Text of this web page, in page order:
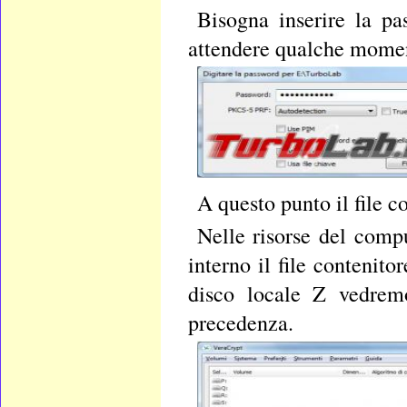
Bisogna inserire la
attendere qualche
A questo punto il file
Nelle risorse del
interno il file
disco locale Z
precedenza.